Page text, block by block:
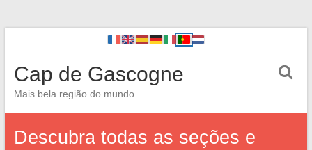
Cap de Gascogne
Mais bela região do mundo
Descubra todas as seções e